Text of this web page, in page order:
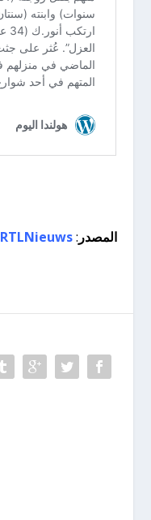
المصدر :
RTLNieuws